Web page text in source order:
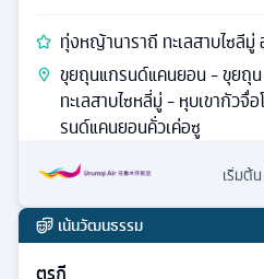
ทุ่งหญ้านาราถี ทะเลสาบไซลี
ขุยถุนแกรนด์แคนยอน - ขุยถุน
ทะเลสาบไซหลี่มู่ - หุบเขากัว
รนด์แคนยอนคั่วเค่อซู
เริ่มต้น
เน้นวัฒนธรรม